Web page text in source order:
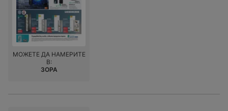
МОЖЕТЕ ДА НАМЕРИТЕ
В:
ЗОРА